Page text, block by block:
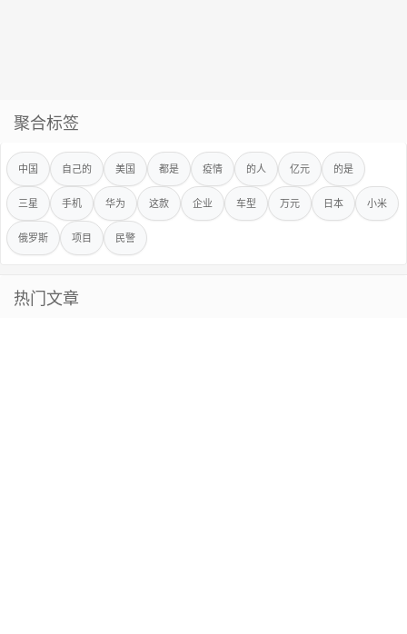
聚合标签
中国 自己的 美国 都是 疫情 的人 亿元 的是
三星 手机 华为 这款 企业 车型 万元 日本 小米
俄罗斯 项目 民警
热门文章